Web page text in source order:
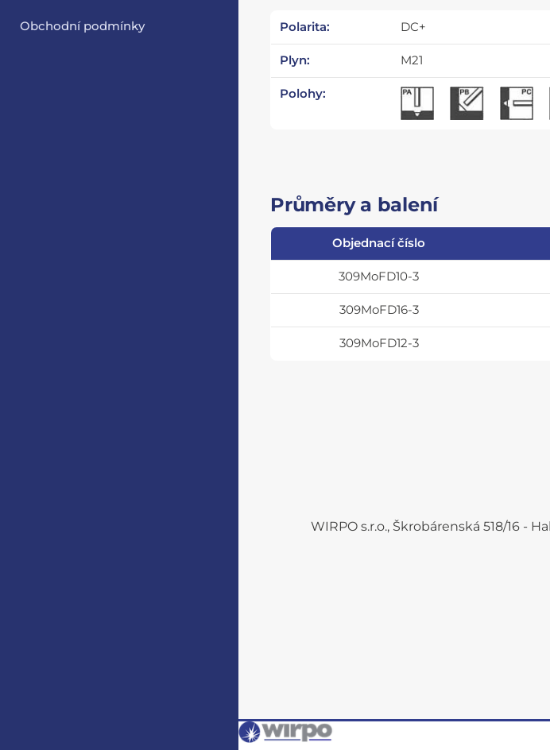
Obchodní podmínky Polarita: DC+
Plyn: M21
Polohy:
Průměry a balení
Objednací číslo
309MoFD10-3
309MoFD16-3
309MoFD12-3
WIRPO s.r.o., Škrobárenská 518/16 -